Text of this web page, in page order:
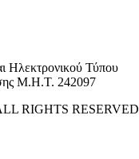
Ηλεκτρονικού Τύπου
Μ.Η.Τ. 242097
RIGHTS RESERVED